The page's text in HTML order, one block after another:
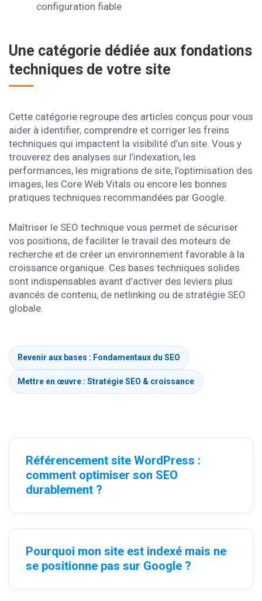
configuration fiable
Une catégorie dédiée aux fondations
techniques de votre site
Cette catégorie regroupe des articles conçus pour vous
aider à identifier, comprendre et corriger les freins
techniques qui impactent la visibilité d’un site. Vous y
trouverez des analyses sur l’indexation, les
performances, les migrations de site, l’optimisation des
images, les Core Web Vitals ou encore les bonnes
pratiques techniques recommandées par Google.
Maîtriser le SEO technique vous permet de sécuriser
vos positions, de faciliter le travail des moteurs de
recherche et de créer un environnement favorable à la
croissance organique. Ces bases techniques solides
sont indispensables avant d’activer des leviers plus
avancés de contenu, de netlinking ou de stratégie SEO
globale.
Revenir aux bases : Fondamentaux du SEO
Mettre en œuvre : Stratégie SEO & croissance
Référencement site WordPress :
comment optimiser son SEO
durablement ?
Pourquoi mon site est indexé mais ne
se positionne pas sur Google ?